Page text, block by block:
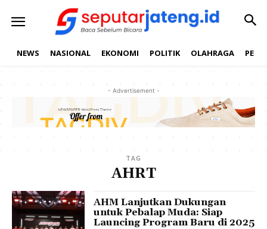
NEWS NASIONAL EKONOMI POLITIK OLAHRAGA
- Advertisement -
TAG
AHRT
AHM Lanjutkan Dukungan
untuk Pebalap Muda: Siap
Launcing Program Baru di 2025